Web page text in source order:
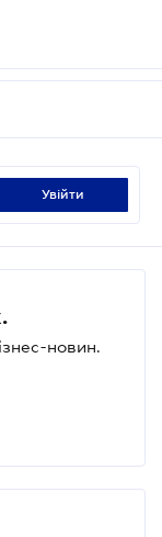
увійти
новин.